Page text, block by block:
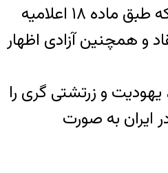
شهروندان بهایی در ایران از آزادی‌های مرتبط به باورهای دینی محروم هستند، این محرومیت سیستماتیک در حالی است که طبق ماده ۱۸ اعلامیه
و همچنین آزادی اظهار
و زرتشتی گری را
ایران به صورت